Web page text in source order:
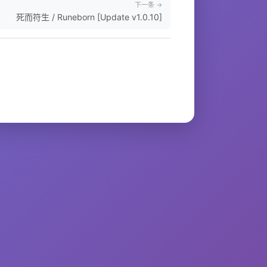
下一条 →
死而符生 / Runeborn [Update v1.0.10]